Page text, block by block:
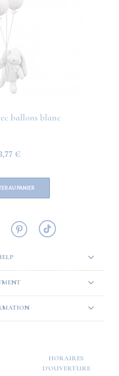
ballons blanc
€
AU PANIER
HORAIRES
D'OUVERTURE